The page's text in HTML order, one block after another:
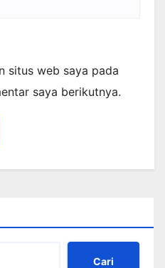
situs web saya pada
saya berikutnya.
Cari